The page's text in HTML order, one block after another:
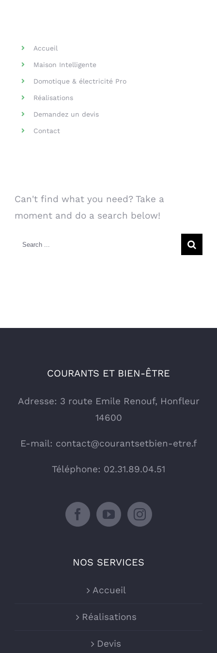
Accueil
Maison Intelligente
Domotique & électricité Pro
Réalisations
Demandez un devis
Contact
Can't find what you need? Take a
moment and do a search below!
Search
COURANTS ET BIEN-ÊTRE
Adresse: 3 route Emile Renouf, Honfleur
14600
E-mail: contact@courantsetbien-etre.f
Téléphone: 02.31.89.04.51
NOS SERVICES
Accueil
Réalisations
Devis